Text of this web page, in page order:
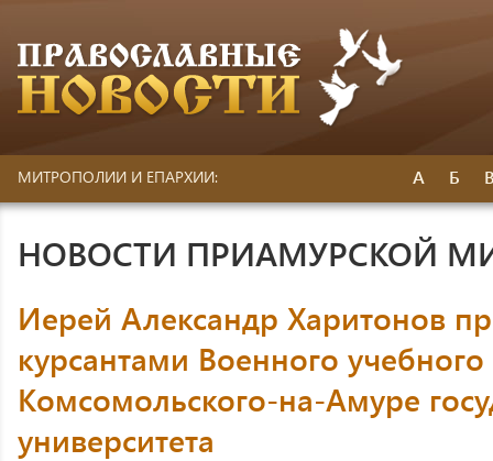
МИТРОПОЛИИ И ЕПАРХИИ: А Б
НОВОСТИ ПРИАМУРСКОЙ
Иерей Александр Харитонов
курсантами Военного
Комсомольского-на-Амуре
университета